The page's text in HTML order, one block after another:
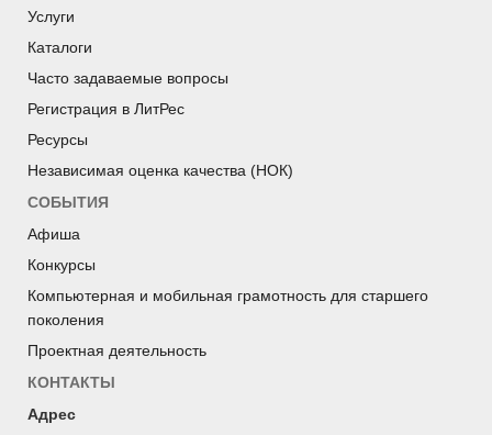
Услуги
Каталоги
Часто задаваемые вопросы
Регистрация в ЛитРес
Ресурсы
Независимая оценка качества (НОК)
СОБЫТИЯ
Афиша
Конкурсы
Компьютерная и мобильная грамотность для старшего
поколения
Проектная деятельность
КОНТАКТЫ
Адрес